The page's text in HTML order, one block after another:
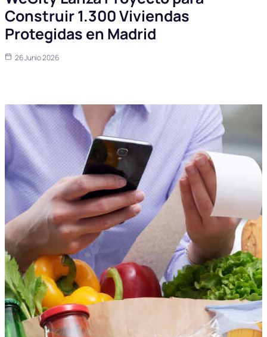
Construir 1.300 Viviendas
Protegidas en Madrid
26 Junio 2026